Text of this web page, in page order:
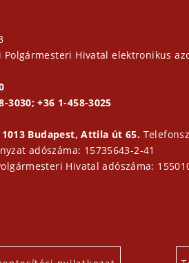
Polgármesteri Hivatal elektronikus
3030; +36 1-458-3025
1013 Budapest, Attila út 65.
adószáma: 15735643-2-41
Hivatal adószáma: